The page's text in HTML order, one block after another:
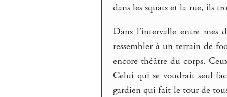
dans les squats et la rue, ils
Dans l’intervalle entre mes
ressembler à un terrain de
encore théâtre du corps.
Celui qui se voudrait seul
gardien qui fait le tour de